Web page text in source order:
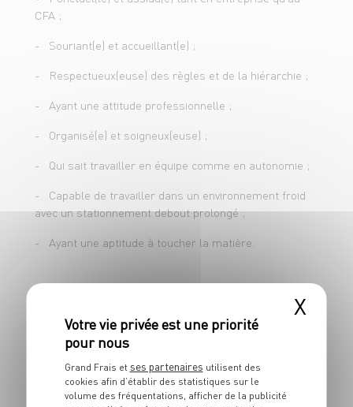
- Réaliser des coupes simples ;
- Suivre le facing et achalander le rayon
tout au long de la journée ;
- Contrôler et suivre l'aspect visuel et la
journée ;
- Maîtriser les règles d'hygiène et de
sécurité.
CFA ;
- Souriant(e) et accueillant(e) ;
- Respectueux(euse) des règles et de la hiérarchie ;
- Ayant une attitude professionnelle ;
- Organisé(e) et soigneux(euse) ;
- Qui sait travailler en équipe comme en autonomie ;
- Capable de travailler dans un environnement froid
avec un stationnement debout prolongé ;
- Ayant une aptitude à toucher la matière.
Pour postuler en apprentissage, il faut avoir entre 16
ans révolus ou avoir terminé sa classe de 3ème, et
moins de 30 ans.
Concernant l'inscription au CFA, vous devrez faire les
démarches d'inscription directement auprès du CFA.
X
Grand Frais et ses partenaires utilisent des
cookies afin d’établir des statistiques sur le
volume des fréquentations, afficher de la publicité